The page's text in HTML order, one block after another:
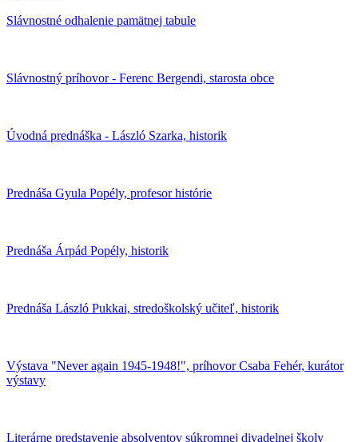
Slávnostné odhalenie pamätnej tabule
Slávnostný príhovor - Ferenc Bergendi, starosta obce
Úvodná prednáška - László Szarka, historik
Prednáša Gyula Popély, profesor histórie
Prednáša Árpád Popély, historik
Prednáša László Pukkai, stredoškolský učiteľ, historik
Výstava "Never again 1945-1948!", príhovor Csaba Fehér, kurátor
výstavy
Literárne predstavenie absolventov súkromnej divadelnej školy